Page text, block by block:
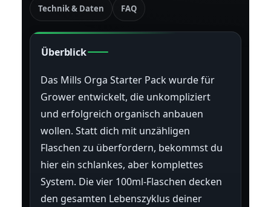
Technik & Daten FAQ
Überblick
Das Mills Orga Starter Pack wurde für
Grower entwickelt, die unkompliziert
und erfolgreich organisch anbauen
wollen. Statt dich mit unzähligen
Flaschen zu überfordern, bekommst du
hier ein schlankes, aber komplettes
System. Die vier 100ml-Flaschen decken
den gesamten Lebenszyklus deiner